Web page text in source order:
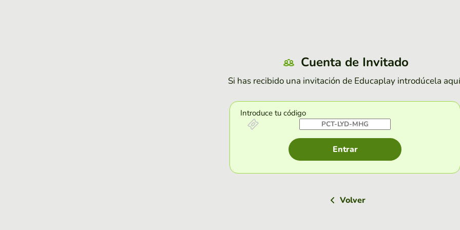
Cuenta de Invitado
Si has recibido una invitación de Educaplay introdúcela
Introduce tu código
Entrar
Volver